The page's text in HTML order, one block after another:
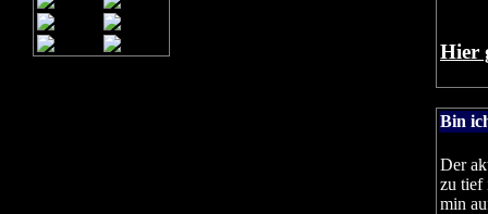
Hier
Bin
Der
zu tief
min